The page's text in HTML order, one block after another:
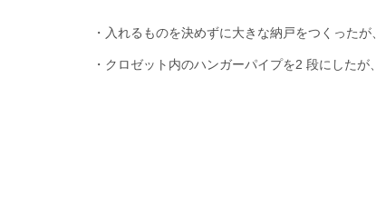
・入れるものを決めずに大きな納戸をつくった
・クロゼット内のハンガーパイプを2 段にした